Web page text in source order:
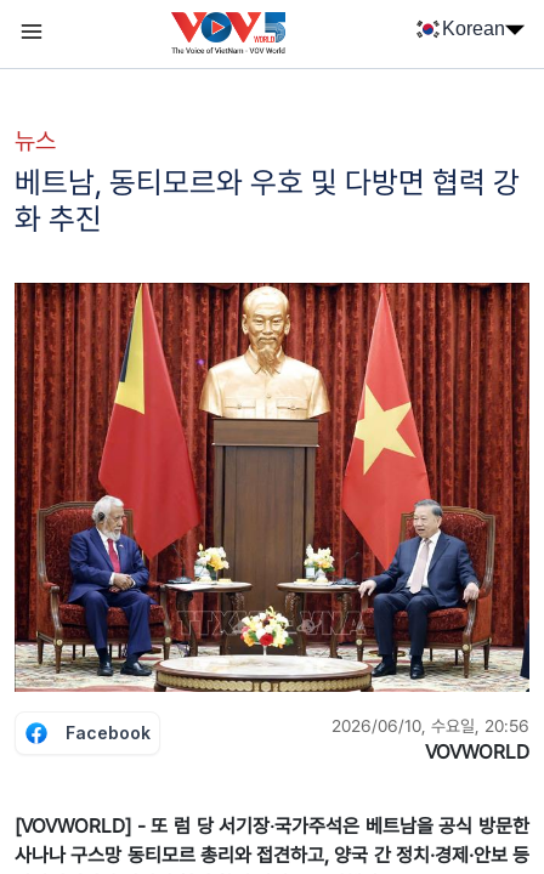
Korean
뉴스
베트남, 동티모르와 우호 및 다방면 협력 강
화 추진
Facebook 2026/06/10, 수요일, 20:56
VOVWORLD
[VOVWORLD] - 또 럼 당 서기장‧국가주석은 베트남을 공식 방문한
사나나 구스망 동티모르 총리와 접견하고, 양국 간 정치·경제·안보 등